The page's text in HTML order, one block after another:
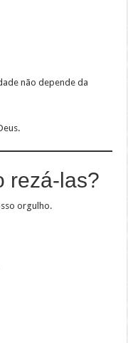
não depende da
rezá-las?
orgulho.